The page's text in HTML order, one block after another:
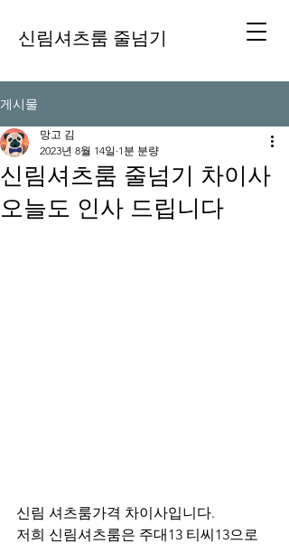
신림셔츠룸 줄넘기
게시물
신림셔츠룸 줄넘기 차이사
오늘도 인사 드립니다
망고 김
2023년 8월 14일 1분 분량
신림 셔츠룸가격 차이사입니다.
저희 신림셔츠룸은 주대13 티씨13으로